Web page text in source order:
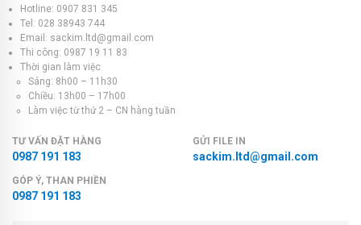
Hotline: 0907 831 345
Tel: 028 38943 744
Email: sackim.ltd@gmail.com
Thi công: 0987 19 11 83
Thời gian làm việc
Sáng: 8h00 – 11h30
Chiều: 13h00 – 17h00
Làm việc từ thứ 2 – CN hàng tuần
TƯ VẤN ĐẶT HÀNG
0987 191 183
GỬI FILE IN
sackim.ltd@gmail.com
GÓP Ý, THAN PHIỀN
0987 191 183